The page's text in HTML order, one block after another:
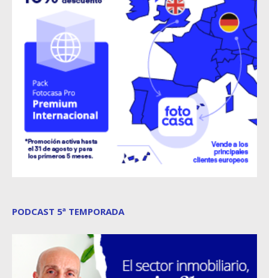
PODCAST 5ª TEMPORADA